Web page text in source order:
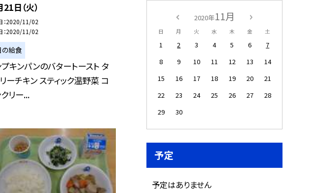
日（火）
2020/11/02
2020/11/02
給食
キンパンのバタートースト タ
ーチキン スティック温野菜 コ
リー...
2020年11月
日 月 火 水 木 金 土
1 2 3 4 5 6
7
8
9 10 11 12 13
14
15
16 17 18 19 20
21
22
23 24 25 26 27
28
29
30
予定
予定はありません